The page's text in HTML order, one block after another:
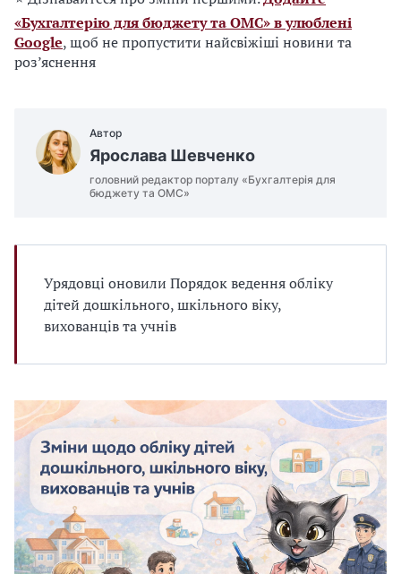
«Бухгалтерію для бюджету та ОМС» в улюблені
Google, щоб не пропустити найсвіжіші новини та
роз’яснення
Автор
Ярослава Шевченко
головний редактор порталу «Бухгалтерія для
бюджету та ОМС»
Урядовці оновили Порядок ведення обліку
дітей дошкільного, шкільного віку,
вихованців та учнів